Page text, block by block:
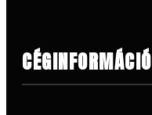
CÉGINFORMÁCIÓ